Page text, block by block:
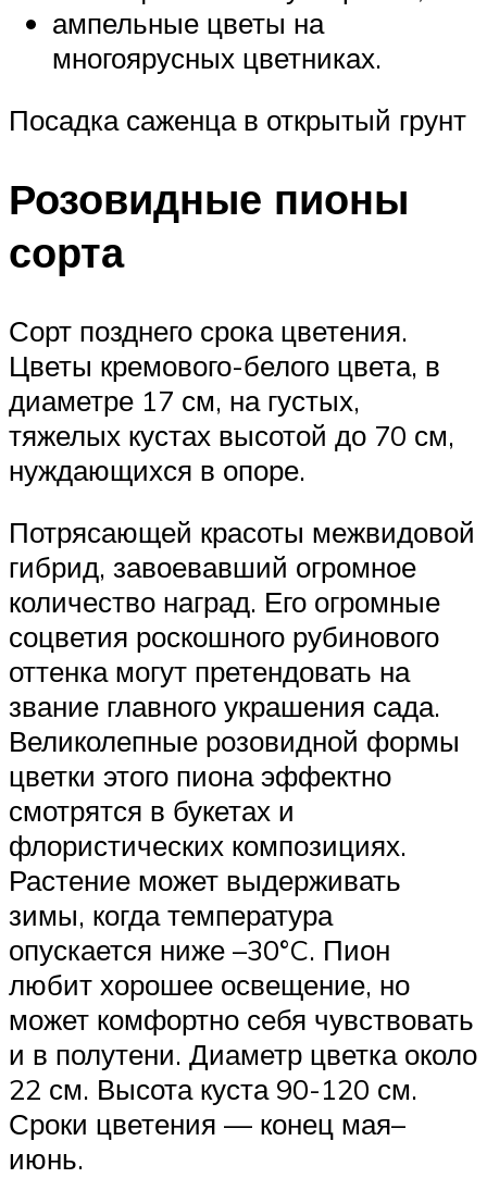
ампельные цветы на
многоярусных цветниках.
Посадка саженца в открытый грунт
Розовидные пионы
сорта
Сорт позднего срока цветения.
Цветы кремового-белого цвета, в
диаметре 17 см, на густых,
тяжелых кустах высотой до 70 см,
нуждающихся в опоре.
Потрясающей красоты межвидовой
гибрид, завоевавший огромное
количество наград. Его огромные
соцветия роскошного рубинового
оттенка могут претендовать на
звание главного украшения сада.
Великолепные розовидной формы
цветки этого пиона эффектно
смотрятся в букетах и
флористических композициях.
Растение может выдерживать
зимы, когда температура
опускается ниже –30°C. Пион
любит хорошее освещение, но
может комфортно себя чувствовать
и в полутени. Диаметр цветка около
22 см. Высота куста 90-120 см.
Сроки цветения — конец мая–
июнь.